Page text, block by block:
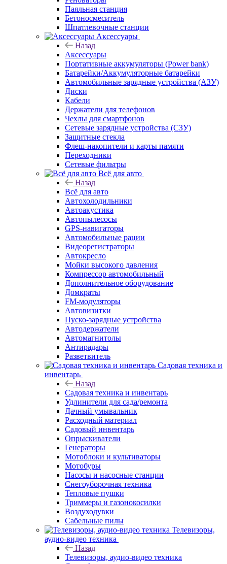
Паяльная станция
Бетоносмеситель
Шпатлевочные станции
Аксессуары
Назад
Аксессуары
Портативные аккумуляторы (Power bank)
Батарейки/Аккумуляторные батарейки
Автомобильные зарядные устройства (АЗУ)
Диски
Кабели
Держатели для телефонов
Чехлы для смартфонов
Сетевые зарядные устройства (СЗУ)
Защитные стекла
Флеш-накопители и карты памяти
Переходники
Сетевые фильтры
Всё для авто
Назад
Всё для авто
Автохолодильники
Автоакустика
Автопылесосы
GPS-навигаторы
Автомобильные рации
Видеорегистраторы
Автокресло
Мойки высокого давления
Компрессор автомобильный
Дополнительное оборудование
Домкраты
FM-модуляторы
Автовизитки
Пуско-зарядные устройства
Автодержатели
Автомагнитолы
Антирадары
Разветвитель
Садовая техника и
инвентарь
Назад
Садовая техника и инвентарь
Удлинители для сада/ремонта
Дачный умывальник
Расходный материал
Садовый инвентарь
Опрыскиватели
Генераторы
Мотоблоки и культиваторы
Мотобуры
Насосы и насосные станции
Снегоуборочная техника
Тепловые пушки
Триммеры и газонокосилки
Воздуходувки
Сабельные пилы
Телевизоры,
аудио-видео техника
Назад
Телевизоры, аудио-видео техника